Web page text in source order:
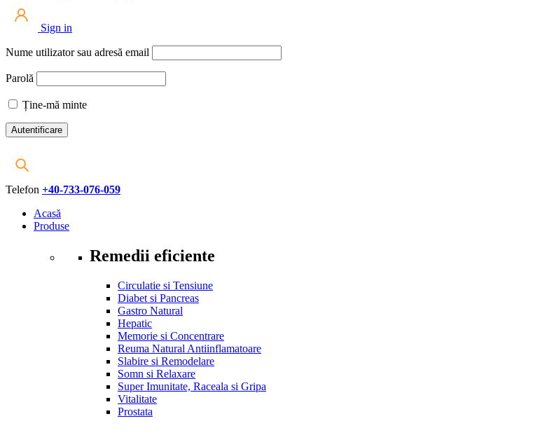
Sign in
Nume utilizator sau adresă email
Parolă
Ține-mă minte
Telefon +40-733-076-059
Acasă
Produse
Remedii eficiente
Circulatie si Tensiune
Diabet si Pancreas
Gastro Natural
Hepatic
Memorie si Concentrare
Reuma Natural Antiinflamatoare
Slabire si Remodelare
Somn si Relaxare
Super Imunitate, Raceala si Gripa
Vitalitate
Prostata